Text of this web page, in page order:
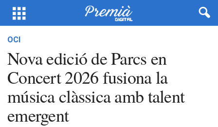
OCI
Nova edició de Parcs en
Concert 2026 fusiona la
música clàssica amb talent
emergent